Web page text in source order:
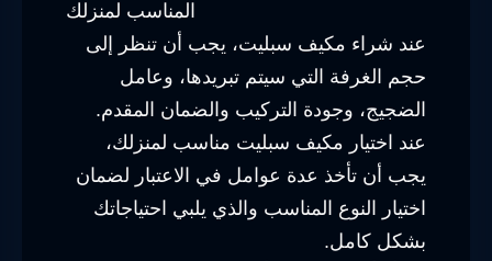
عند شراء مكيف سبليت، يجب أن تنظر إلى
حجم الغرفة التي سيتم تبريدها، وعامل
الضجيج، وجودة التركيب والضمان المقدم.
عند اختيار مكيف سبليت مناسب لمنزلك،
يجب أن تأخذ عدة عوامل في الاعتبار لضمان
اختيار النوع المناسب والذي يلبي احتياجاتك
بشكل كامل.